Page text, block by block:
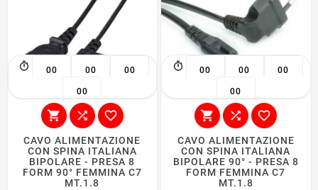
00 00 00
00
  
CAVO ALIMENTAZIONE
CON SPINA ITALIANA
BIPOLARE - PRESA 8
FORM 90° FEMMINA C7
MT.1.8
00 00 00
00
  
CAVO ALIMENTAZIONE
CON SPINA ITALIANA
BIPOLARE 90° - PRESA 8
FORM FEMMINA C7
MT.1.8